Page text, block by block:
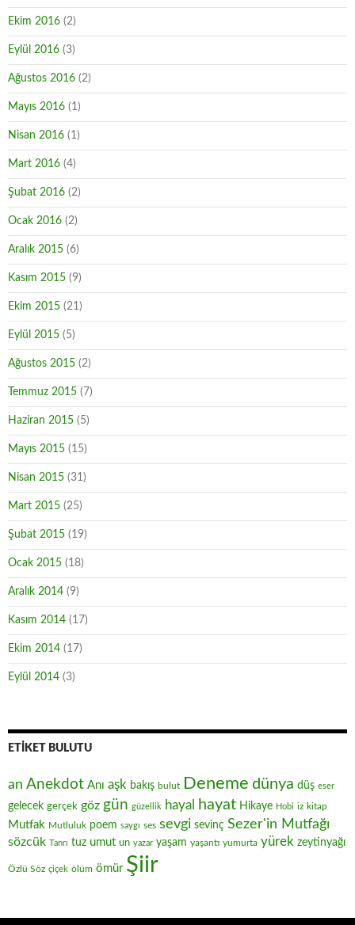
Ekim 2016 (2)
Eylül 2016 (3)
Ağustos 2016 (2)
Mayıs 2016 (1)
Nisan 2016 (1)
Mart 2016 (4)
Şubat 2016 (2)
Ocak 2016 (2)
Aralık 2015 (6)
Kasım 2015 (9)
Ekim 2015 (21)
Eylül 2015 (5)
Ağustos 2015 (2)
Temmuz 2015 (7)
Haziran 2015 (5)
Mayıs 2015 (15)
Nisan 2015 (31)
Mart 2015 (25)
Şubat 2015 (19)
Ocak 2015 (18)
Aralık 2014 (9)
Kasım 2014 (17)
Ekim 2014 (17)
Eylül 2014 (3)
ETIKET BULUTU
an Anekdot Anı aşk bakış bulut Deneme dünya düş eser
gelecek gerçek göz gün güzellik hayal hayat Hikaye Hobi iz kitap
Mutfak Mutluluk poem saygı ses sevgi sevinç Sezer'in Mutfağı
sözcük Tanrı tuz umut un yazar yaşam yaşantı yumurta yürek zeytinyağı
Özlü Söz çiçek ölüm ömür Şiir